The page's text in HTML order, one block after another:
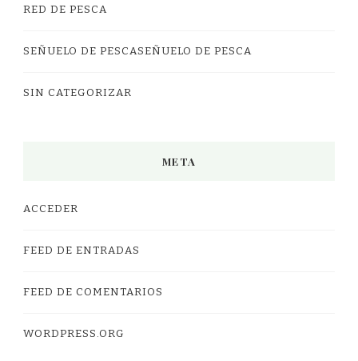
RED DE PESCA
SEÑUELO DE PESCASEÑUELO DE PESCA
SIN CATEGORIZAR
META
ACCEDER
FEED DE ENTRADAS
FEED DE COMENTARIOS
WORDPRESS.ORG